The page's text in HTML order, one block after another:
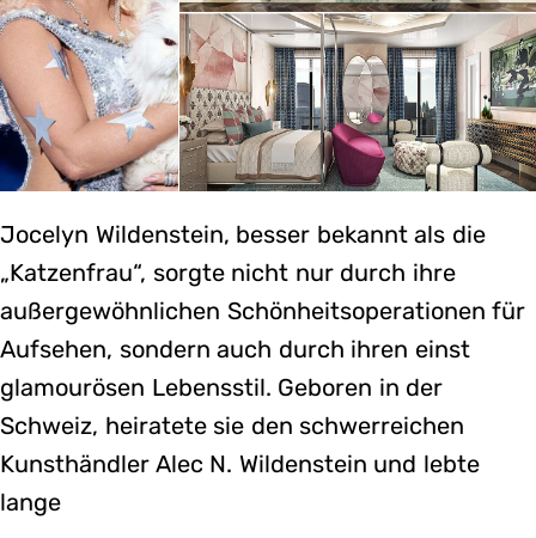
Jocelyn Wildenstein, besser bekannt als die
„Katzenfrau“, sorgte nicht nur durch ihre
außergewöhnlichen Schönheitsoperationen für
Aufsehen, sondern auch durch ihren einst
glamourösen Lebensstil. Geboren in der
Schweiz, heiratete sie den schwerreichen
Kunsthändler Alec N. Wildenstein und lebte
lange